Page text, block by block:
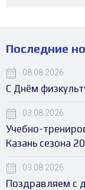
Последние
08.08.2026
С Днём
03.08.2026
Учебно-
Казань сезона
03.08.2026
Поздравляем с